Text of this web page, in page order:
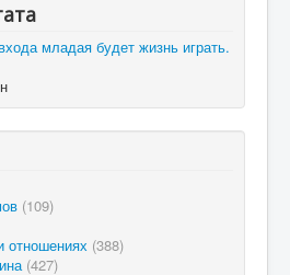
младая будет жизнь играть.
(109)
отношениях (388)
(427)